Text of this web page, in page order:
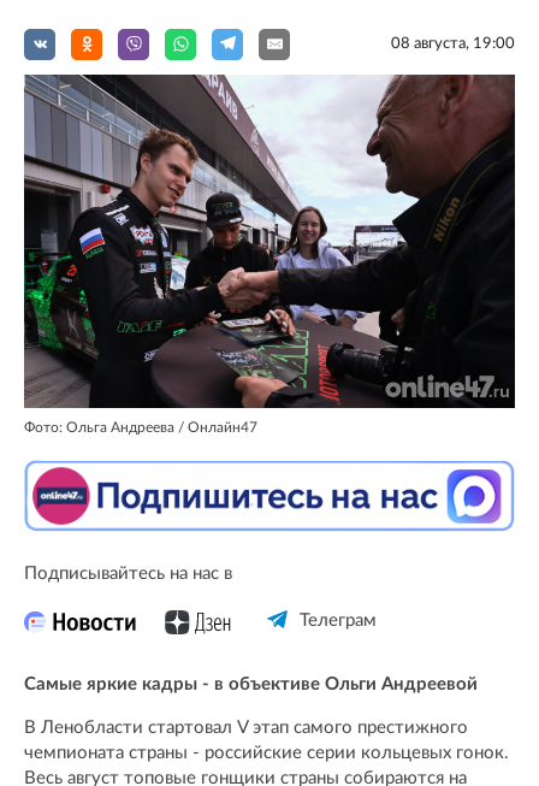
08 августа, 19:00
Фото: Ольга Андреева / Онлайн47
Подписывайтесь на нас в
Телеграм
Самые яркие кадры - в объективе Ольги Андреевой
В Ленобласти стартовал V этап самого престижного
чемпионата страны - российские серии кольцевых гонок.
Весь август топовые гонщики страны собираются на